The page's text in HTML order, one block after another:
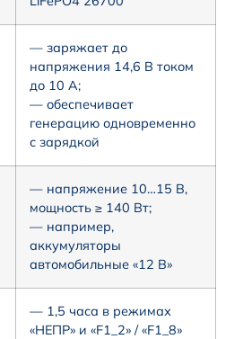
— заряжает до
напряжения 14,6 В током
до 10 А;
— обеспечивает
генерацию одновременно
с зарядкой
— напряжение 10…15 В,
мощность ≥ 140 Вт;
— например,
аккумуляторы
автомобильные «12 В»
— 1,5 часа в режимах
«НЕПР» и «F1_2» / «F1_8»